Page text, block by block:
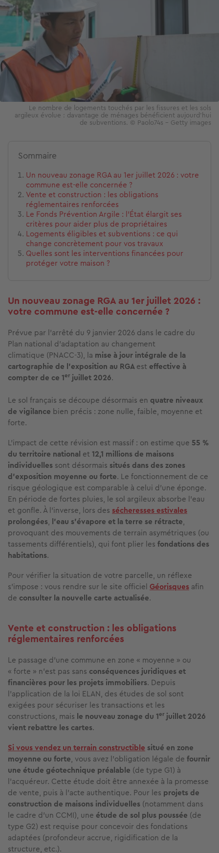
Le nombre de logements touchés par les fissures et les sols
argileux évolue : davantage de ménages bénéficient aujourd'hui
de subventions. © Paolo74s – Getty images
Sommaire
Un nouveau zonage RGA au 1er juillet 2026 : votre
commune est-elle concernée ?
Vente et construction : les obligations
réglementaires renforcées
Le Fonds Prévention Argile : l'État élargit ses
critères pour aider plus de propriétaires
Logements éligibles et subventions : ce qui
change concrètement pour vos travaux
Quelles sont les interventions financées pour
protéger votre maison ?
Un nouveau zonage RGA au 1er juillet 2026 :
votre commune est-elle concernée ?
Prévue par l’arrêté du 9 janvier 2026 dans le cadre du
Plan national d’adaptation au changement
climatique (PNACC-3), la mise à jour intégrale de la
cartographie de l’exposition au RGAest effective à
compter de ce 1er juillet 2026.
Le sol français se découpe désormais en quatre niveaux
de vigilance bien précis : zone nulle, faible, moyenne et
forte.
L'impact de cette révision est massif : on estime que 55 %
du territoire national et 12,1 millions de maisons
individuelles sont désormais situés dans des zones
d'exposition moyenne ou forte. Le fonctionnement de ce
risque géologique est comparable à celui d'une éponge.
En période de fortes pluies, le sol argileux absorbe l'eau
et gonfle. À l'inverse, lors des sécheresses estivales
prolongées, l'eau s'évapore et la terre se rétracte,
provoquant des mouvements de terrain asymétriques (ou
tassements différentiels), qui font plier les fondations des
habitations.
Pour vérifier la situation de votre parcelle, un réflexe
s'impose : vous rendre sur le site officiel Géorisques afin
de consulter la nouvelle carte actualisée.
Vente et construction : les obligations
réglementaires renforcées
Le passage d'une commune en zone « moyenne » ou
« forte » n'est pas sans conséquences juridiques et
financières pour les projets immobiliers. Depuis
l'application de la loi ELAN, des études de sol sont
exigées pour sécuriser les transactions et les
constructions, mais le nouveau zonage du 1er juillet 2026
vient rebattre les cartes.
Si vous vendez un terrain constructible situé en zone
moyenne ou forte, vous avez l'obligation légale de fournir
une étude géotechnique préalable (de type G1) à
l'acquéreur. Cette étude doit être annexée à la promesse
de vente, puis à l'acte authentique. Pour les projets de
construction de maisons individuelles (notamment dans
le cadre d'un CCMI), une étude de sol plus poussée (de
type G2) est requise pour concevoir des fondations
adaptées (profondeur accrue, rigidification de la
structure, etc.).